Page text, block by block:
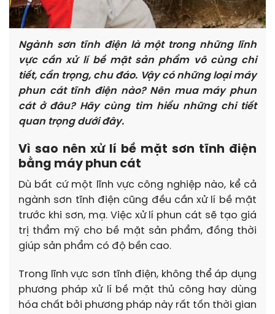
Ngành sơn tĩnh điện là một trong những lĩnh
vực cần xử lí bề mặt sản phẩm vô cùng chi
tiết, cẩn trọng, chu đáo. Vậy có những loại máy
phun cát tĩnh điện nào? Nên mua máy phun
cát ở đâu? Hãy cùng tìm hiểu những chi tiết
quan trọng dưới đây.
Vì sao nên xử lí bề mặt sơn tĩnh điện
bằng máy phun cát
Dù bất cứ một lĩnh vực công nghiệp nào, kể cả
ngành sơn tĩnh điện cũng đều cần xử lí bề mặt
trước khi sơn, mạ. Việc xử lí phun cát sẽ tạo giá
trị thẩm mỹ cho bề mặt sản phẩm, đồng thời
giúp sản phẩm có độ bền cao.
Trong lĩnh vực sơn tĩnh điện, không thể áp dụng
phương pháp xử lí bề mặt thủ công hay dùng
hóa chất bởi phương pháp này rất tốn thời gian